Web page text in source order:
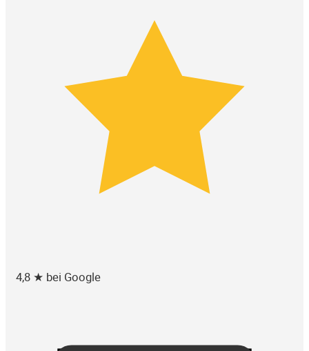
4,8 ★ bei Google